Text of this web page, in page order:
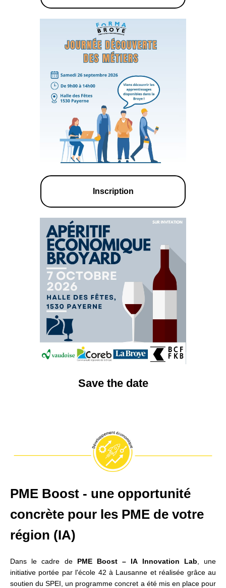
Inscription
Save the date
PME Boost - une opportunité
concrète pour les PME de votre
région (IA)
Dans le cadre de PME Boost – IA Innovation Lab , une
initiative portée par l'école 42 à Lausanne et réalisée grâce au
soutien du SPEI, un programme concret a été mis en place pour